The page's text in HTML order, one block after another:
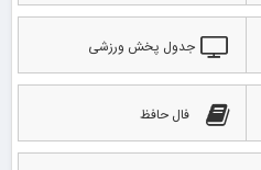
جدول پخش ورزشی
فال حافظ